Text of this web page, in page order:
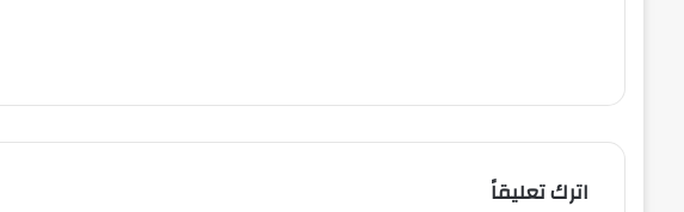
اترك تعليقاً